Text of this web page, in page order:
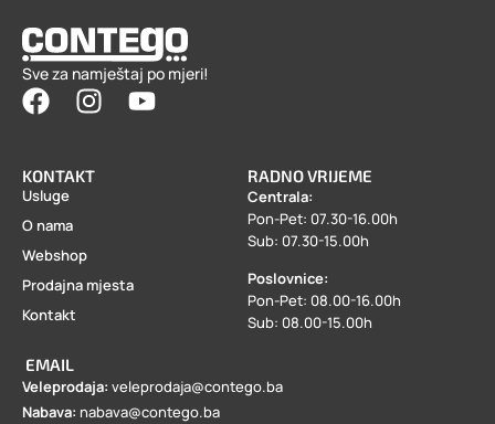
Sve za namještaj po mjeri!
KONTAKT
Usluge
O nama
Webshop
Prodajna mjesta
Kontakt
EMAIL
Veleprodaja: veleprodaja@contego.ba
Nabava: nabava@contego.ba
RADNO VRIJEME
Centrala:
Pon-Pet: 07.30-16.00h
Sub: 07.30-15.00h
Poslovnice:
Pon-Pet: 08.00-16.00h
Sub: 08.00-15.00h